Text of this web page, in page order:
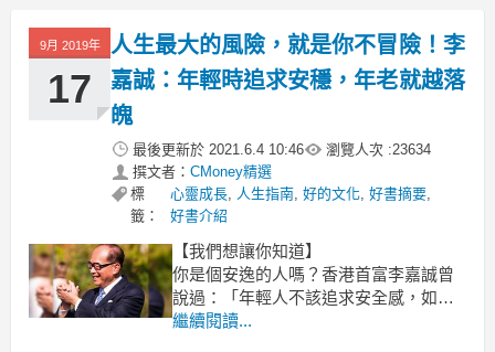
9月 2019年
17
人生最大的風險，就是你不冒險！李
嘉誠：年輕時追求安穩，年老就越落
魄
最後更新於 2021.6.4 10:46 瀏覽人次 :23634
撰文者： CMoney精選
標
籤：
心靈成長, 人生指南,好的文化,好書摘要,
好書介紹
【我們想讓你知道】
你是個安逸的人嗎？香港首富李嘉誠曾
說過：「年輕人不該追求安全感，如果
你覺得安全了，很可能開始暗藏危
繼續閱讀...